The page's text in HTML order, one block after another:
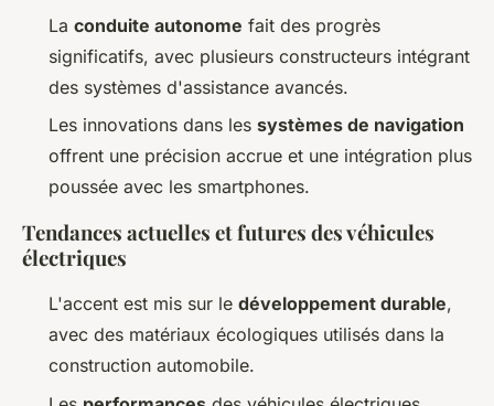
La conduite autonome fait des progrès
significatifs, avec plusieurs constructeurs intégrant
des systèmes d'assistance avancés.
Les innovations dans les systèmes de navigation
offrent une précision accrue et une intégration plus
poussée avec les smartphones.
Tendances actuelles et futures des véhicules
électriques
L'accent est mis sur le développement durable,
avec des matériaux écologiques utilisés dans la
construction automobile.